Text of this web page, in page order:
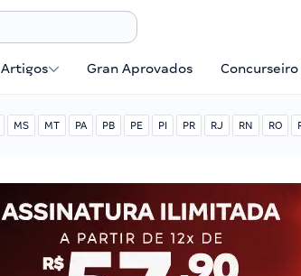
Artigos Gran Aprovados
MS MT PA PB PE PI PR RJ RN RO